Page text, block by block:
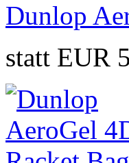
Dunlop
statt EUR